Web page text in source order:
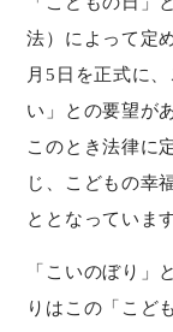
法）によって定
月5日を正式に
い」との要望が
このとき法律に
じ、こどもの幸
ととなっています
「こいのぼり」
りはこの「こど